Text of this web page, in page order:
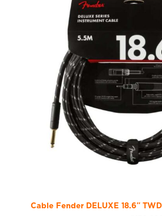
Cable Fender DELUXE 18.6″